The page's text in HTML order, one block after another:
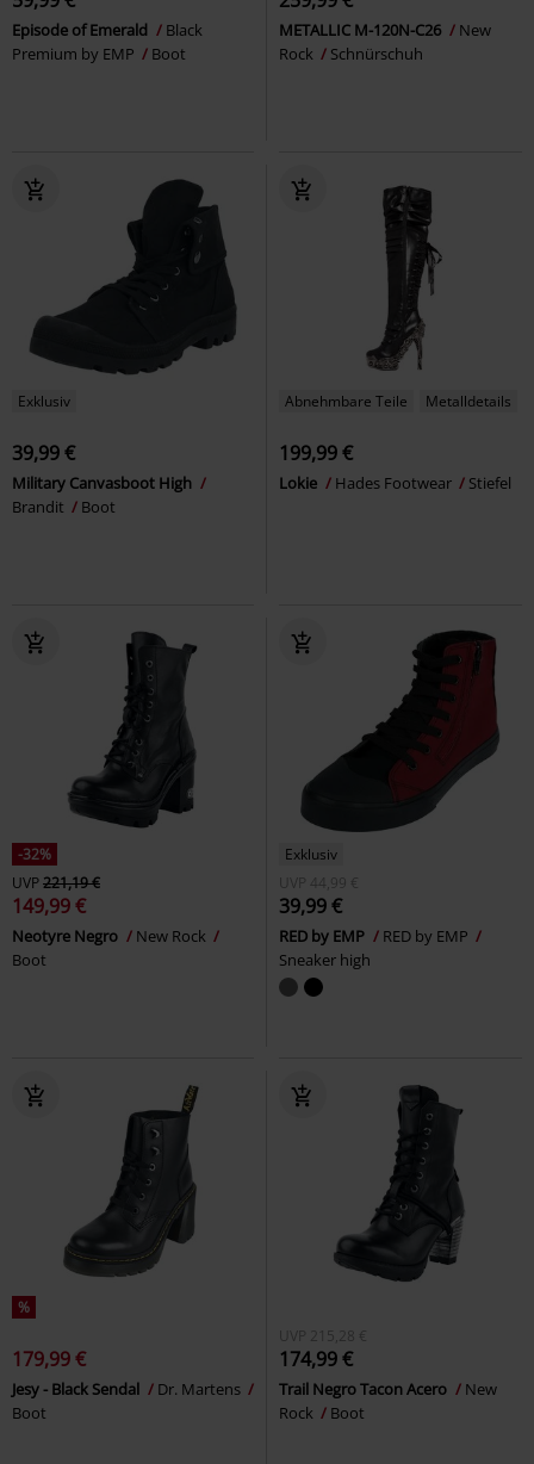
Episode of Emerald
Black
Premium by EMP
Boot
METALLIC M-120N-C26
New
Rock
Schnürschuh
Exklusiv
39,99 €
Military Canvasboot High
Brandit
Boot
Abnehmbare Teile Metalldetails
199,99 €
Lokie Hades Footwear Stiefel
-32%
UVP221,19 €
149,99 €
Neotyre Negro
New Rock
Boot
Exklusiv
UVP
44,99 €
39,99 €
RED by EMP
RED by EMP
Sneaker high
%
179,99 €
Jesy - Black Sendal
Dr. Martens
Boot
UVP 215,28 €
174,99 €
Trail Negro Tacon Acero
New
Rock
Boot